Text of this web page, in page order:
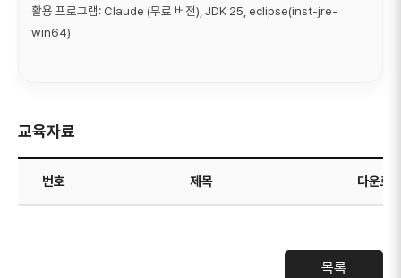
활용 프로그램: Claude (무료 버전), JDK 25, eclipse(inst-jre-
win64)
교육자료
번호 제목 다운로
목록